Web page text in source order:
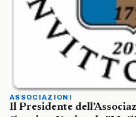
ASSOCIAZIONI
Il Presidente